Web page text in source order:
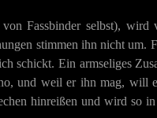
Fassbinder selbst),
stimmen ihn nicht
schickt. Ein armseliges
und weil er ihn mag, will
hinreißen und wird so